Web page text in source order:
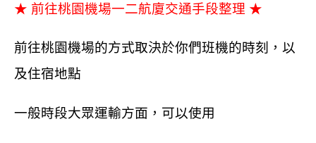
★ 前往桃園機場一二航廈交通手段整理 ★
前往桃園機場的方式取決於你們班機的時刻，以
及住宿地點
一般時段大眾運輸方面，可以使用